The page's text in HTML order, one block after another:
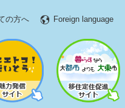
の方へ Foreign language